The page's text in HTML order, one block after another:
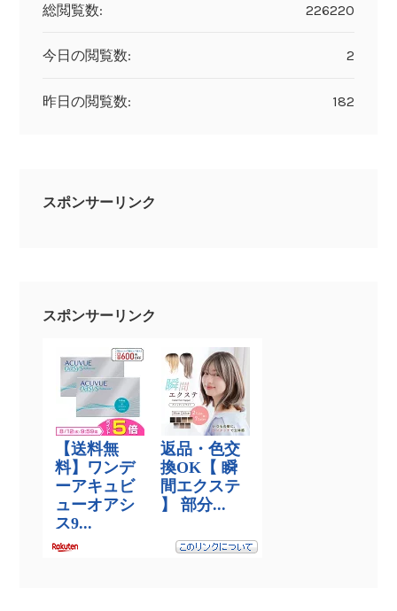
226220
総閲覧数:
2
今日の閲覧数:
182
昨日の閲覧数:
スポンサーリンク
スポンサーリンク